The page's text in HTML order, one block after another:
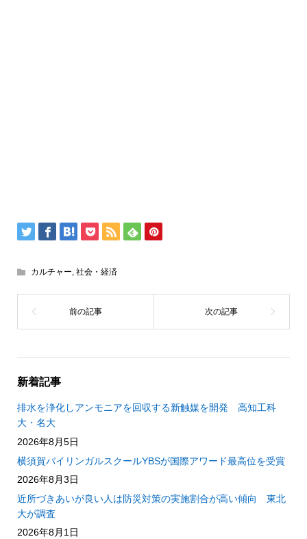
カルチャー, 社会・経済
新着記事
排水を浄化しアンモニアを回収する新触媒を開発 高知工科
大・名大
2026年8月5日
横須賀バイリンガルスクールYBSが国際アワード最高位を受賞
2026年8月3日
近所づきあいが良い人は防災対策の実施割合が高い傾向 東北
大が調査
2026年8月1日